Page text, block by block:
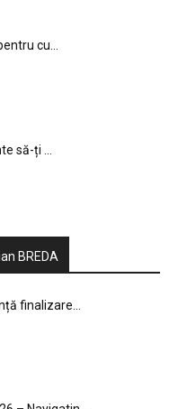
cu...
să-ți ...
BREDA
finalizare...